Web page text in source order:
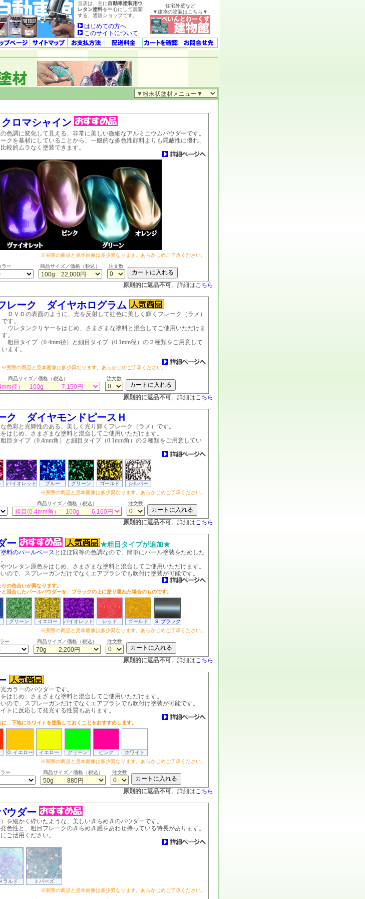
当店は、主に自動車塗装用ウ
レタン塗料を中心にして展開
する、通販ショップです。
はじめての方へ
このサイトについて
住宅外壁など
▼建物の塗装はこちら▼
クロマシャイン
色調に変化して見える、非常に美しい微細なアルミニウムパウダーです。
クを基材にしていることから、一般的な多色性顔料よりも隠蔽性に優れ、
較的ムラなく塗装できます。
※実際の商品と見本画像は多少異なります。あらかじめご了承ください。
ラー
商品サイズ／価格（税込） 注文数
原則的に返品不可。詳細はこちら
レーク ダイヤホログラム
ＤＶＤの表面のように、光を反射して虹色に美しく輝くフレーク（ラメ）
です。
ウレタンクリヤーをはじめ、さまざまな塗料と混合してご使用いただけま
す。
粗目タイプ（0.4mm径）と細目タイプ（0.1mm径）の２種類をご用意して
います。
※実際の商品と見本画像は多少異なります。あらかじめご了承ください。
商品サイズ／価格（税込）
注文数
原則的に返品不可。詳細はこちら
ク ダイヤモンドピースＨ
色彩と光輝性のある、美しく光り輝くフレーク（ラメ）です。
はじめ、さまざまな塗料と混合してご使用いただけます。
目タイプ（0.4mm角）と細目タイプ（0.1mm角）の２種類をご用意してい
バイオレット ブルー グリーン ゴールド
シルバー
※実際の商品と見本画像は多少異なります。あらかじめご了承ください。
商品サイズ／価格（税込） 注文数
原則的に返品不可。詳細はこちら
ー ★粗目タイプが追加★
料のパールベース とほぼ同等の色調なので、簡単にパール塗装をためした
ウレタン原色をはじめ、さまざまな塗料と混合してご使用いただけます。
ので、スプレーガンだけでなくエアブラシでも吹付け塗装が可能です。
の色合いが異なります。
混合したパールパウダーを、ブラックの上に塗り重ねた場合のものです。
グリーン イエロー バイオレット レッド ゴールド
Ｓ.ブラック
※実際の商品と見本画像は多少異なります。あらかじめご了承ください。
ー
商品サイズ／価格（税込） 注文数
原則的に返品不可。詳細はこちら
カラーのパウダーです。
はじめ、さまざまな塗料と混合してご使用いただけます。
ので、スプレーガンだけでなくエアブラシでも吹付け塗装が可能です。
トに反応して発光する性質もあります。
、下地にホワイトを塗装しておくことをおすすめします。
Ｏ.イエロー イエロー グリーン ピンク
ホワイト
※実際の商品と見本画像は多少異なります。あらかじめご了承ください。
ー
商品サイズ／価格（税込） 注文数
原則的に返品不可。詳細はこちら
ウダー
を細かく砕いたような、美しいきらめきのパウダーです。
色性と、粗目フレークのきらめき感をあわせ持っている特長があります。
ご活用ください。
ラルド
トパーズ
※実際の商品と見本画像は多少異なります。あらかじめご了承ください。